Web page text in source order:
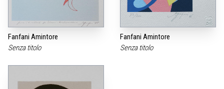
Fanfani Amintore
Senza titolo
Fanfani Amintore
Senza titolo